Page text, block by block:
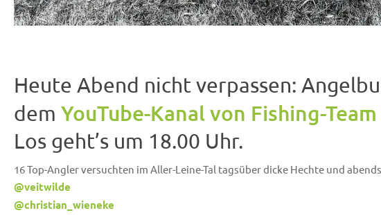
Heute Abend nicht verpassen:
dem YouTube-Kanal von Fishing-
Los geht’s um 18.00 Uhr.
16 Top-Angler versuchten im Aller-Leine-Tal tagsüber dicke Hechte und
@veitwilde
@christian_wieneke